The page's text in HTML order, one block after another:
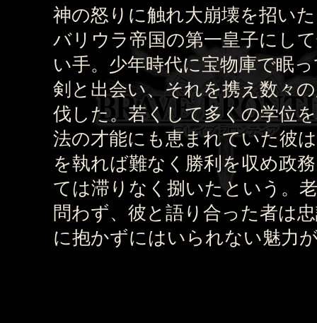
神の怒りに触れ大崩壊を招い
バリウラ帝国の第一皇子にし
い手。少年時代に宝物庫で眠
剣と出会い、それを携え数々
伐した。若くして多くの学位
法の才能にも恵まれていた彼
を執れば難なく勝利を収め政
ては滞りなく捌いたという。
問わず、彼と語り合った者は
に抱かずにはいられない魅力